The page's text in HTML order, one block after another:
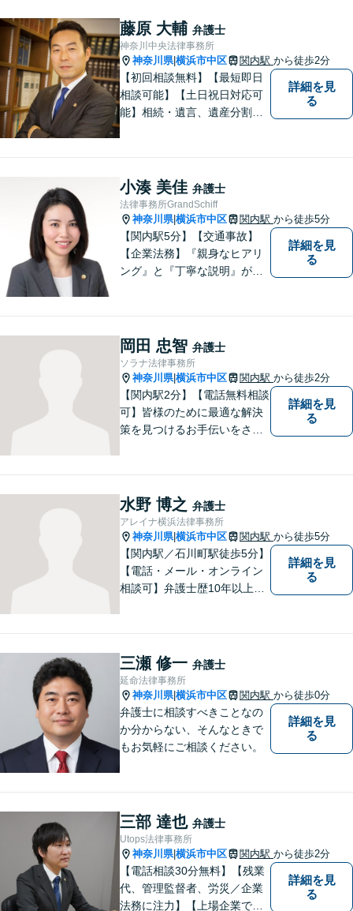
り添った弁護活動を目指しま
す。 お困りの方はぜひご相談
ください。
藤原 大輔 弁護士
神奈川中央法律事務所
神奈川県|横浜市中区 関内駅 から徒歩2分
【初回相談無料】【最短即日
相談可能】【土日祝日対応可
能】相続・遺言、遺産分割、
い。損のない、適切な、早期
解決方法をご提案し、事件解
決のため尽力いたします。
詳細を見
る
小湊 美佳 弁護士
法律事務所GrandSchiff
神奈川県|横浜市中区 関内駅 から徒歩5分
【関内駅5分】【交通事故】
【企業法務】『親身なヒアリ
ング』と『丁寧な説明』がモ
頼者様が安心して将来を過ご
せるようになるための支援を
いたします。
詳細を見
る
岡田 忠智 弁護士
ソラナ法律事務所
神奈川県|横浜市中区 関内駅 から徒歩2分
【関内駅2分】【電話無料相談
可】皆様のために最適な解決
策を見つけるお手伝いをさせ
ポートを提供します。どうぞ
お気軽にご相談ください。
詳細を見
る
水野 博之 弁護士
アレイナ横浜法律事務所
神奈川県|横浜市中区 関内駅 から徒歩5分
【関内駅／石川町駅徒歩5分】
【電話・メール・オンライン
相談可】弁護士歴10年以上！
てまいります。まずはお気軽
にご相談を！【法テラス対応
可】
詳細を見
る
三瀬 修一 弁護士
延命法律事務所
神奈川県|横浜市中区 関内駅 から徒歩0分
弁護士に相談すべきことなの
か分からない、そんなときで
もお気軽にご相談ください。
詳細を見
る
三部 達也 弁護士
Utops法律事務所
神奈川県|横浜市中区 関内駅 から徒歩2分
【電話相談30分無料】【残業
代、管理監督者、労災／企業
法務に注力】【上場企業で社
詳細を見
る